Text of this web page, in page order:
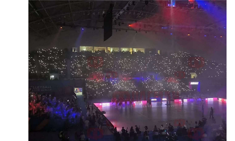
РАЗСЛЕДВАНЕ
БИЗНЕС
Веселин
Василев,
v.vasilev@flagman.bg